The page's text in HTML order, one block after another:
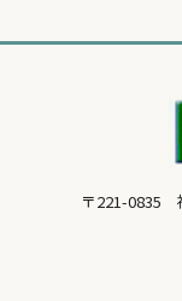
〒221-0835